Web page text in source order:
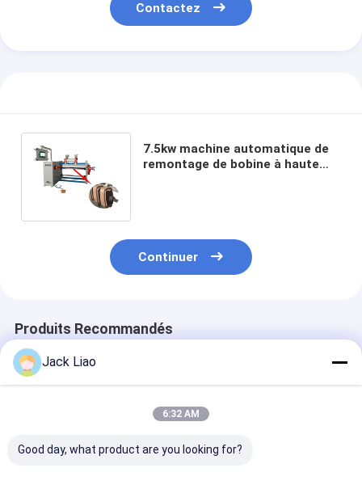
Contactez
7.5kw machine automatique de
remontage de bobine à haute
Continuer
Produits Recommandés
Jack Liao
6:32 AM
Good day, what product are you looking for?